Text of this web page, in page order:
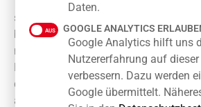
seit geraumer Zeit bieten wir Ihnen
besonderen Service: Jeder der Bücher
neu installierten Bücherregal (links von
Rossmann) stöbern, ausborgen –
durch andere Bücher ersetzen. Was
angedacht war, gehört mittlerweile
Daten.
GOOGLE ANALYTICS
Google Analytics hilft uns
Nutzererfahrung auf dieser
verbessern. Dazu werden
Google übermittelt.